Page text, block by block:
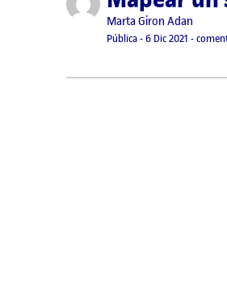
Publicado por
Marta Giron Adan
Visibilidad:
Pública-Fecha de
6 Dic 2021 28
-